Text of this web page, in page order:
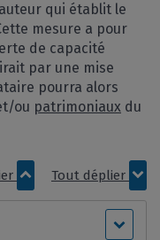
qui établit le
mesure a pour
de capacité
par une mise
pourra alors
ou patrimoniaux du
Tout déplier